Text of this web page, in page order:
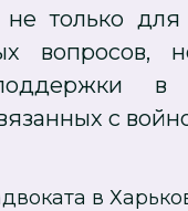
не только
в
с
в